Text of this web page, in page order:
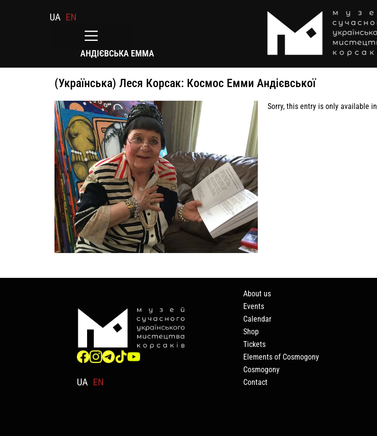
UA EN
АНДІЄВСЬКА ЕММА
(Українська) Леся Корсак: Космос Емми Андієвської
Sorry, this entry is only available in
UA EN
About us
Events
Calendar
Shop
Tickets
Elements of Cosmogony
Cosmogony
Contact